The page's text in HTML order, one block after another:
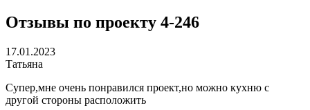
Отзывы по проекту 4-246
17.01.2023
Татьяна
Супер,мне очень понравился проект,но можно кухню с
другой стороны расположить